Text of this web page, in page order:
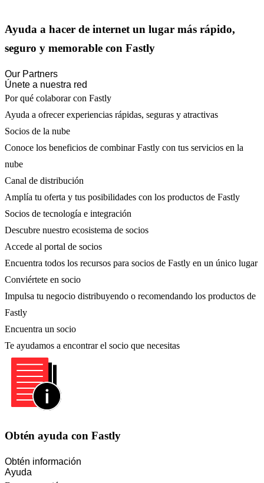
Ayuda a hacer de internet un lugar más rápido,
seguro y memorable con Fastly
Our Partners
Únete a nuestra red
Por qué colaborar con Fastly
Ayuda a ofrecer experiencias rápidas, seguras y atractivas
Socios de la nube
Conoce los beneficios de combinar Fastly con tus servicios en la
nube
Canal de distribución
Amplía tu oferta y tus posibilidades con los productos de Fastly
Socios de tecnología e integración
Descubre nuestro ecosistema de socios
Accede al portal de socios
Encuentra todos los recursos para socios de Fastly en un único lugar
Conviértete en socio
Impulsa tu negocio distribuyendo o recomendando los productos de
Fastly
Encuentra un socio
Te ayudamos a encontrar el socio que necesitas
Obtén ayuda con Fastly
Obtén información
Ayuda